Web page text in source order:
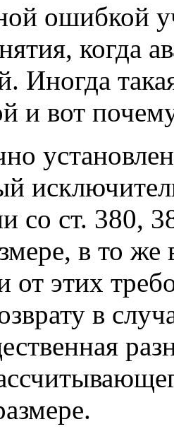
ошибкой
когда
Иногда
и вот
со ст. 380,
в то
от этих
в